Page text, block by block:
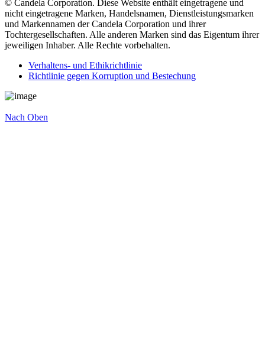
© Candela Corporation. Diese Website enthält eingetragene und
nicht eingetragene Marken, Handelsnamen, Dienstleistungsmarken
und Markennamen der Candela Corporation und ihrer
Tochtergesellschaften. Alle anderen Marken sind das Eigentum ihrer
jeweiligen Inhaber. Alle Rechte vorbehalten.
Verhaltens- und Ethikrichtlinie
Richtlinie gegen Korruption und Bestechung
Nach Oben